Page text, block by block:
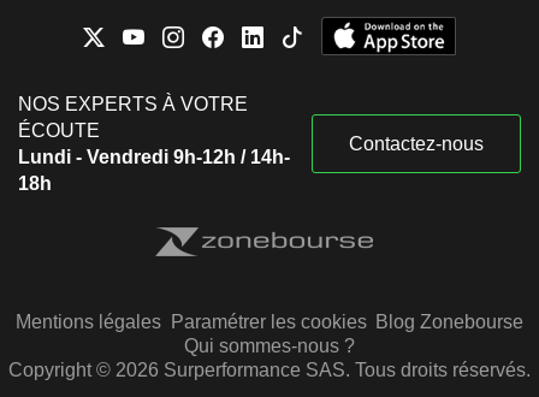
NOS EXPERTS À VOTRE
ÉCOUTE
Lundi - Vendredi 9h-12h / 14h-
18h
Contactez-nous
Mentions légales Paramétrer les cookies Blog Zonebourse
Qui sommes-nous ?
Copyright © 2026 Surperformance SAS. Tous droits réservés.